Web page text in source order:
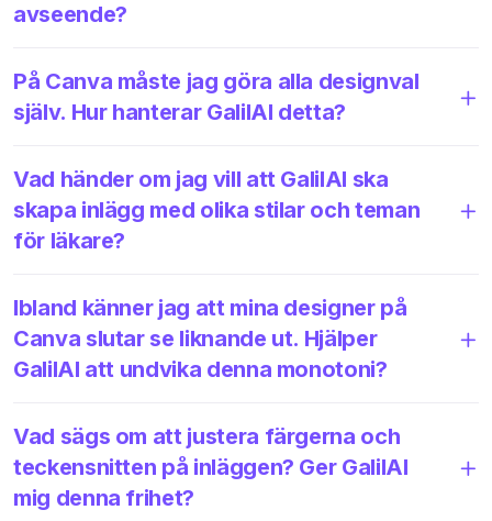
avseende?
På Canva måste jag göra alla designval
själv. Hur hanterar GalilAI detta?
Vad händer om jag vill att GalilAI ska
skapa inlägg med olika stilar och teman
för läkare?
Ibland känner jag att mina designer på
Canva slutar se liknande ut. Hjälper
GalilAI att undvika denna monotoni?
Vad sägs om att justera färgerna och
teckensnitten på inläggen? Ger GalilAI
mig denna frihet?